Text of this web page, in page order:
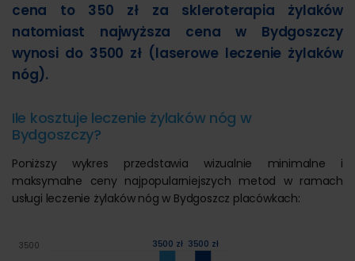
cena to 350 zł za skleroterapia żylaków
natomiast najwyższa cena w Bydgoszczy
wynosi do 3500 zł (laserowe leczenie żylaków
nóg).
Ile kosztuje leczenie żylaków nóg w
Bydgoszczy?
Poniższy wykres przedstawia wizualnie minimalne i
maksymalne ceny najpopularniejszych metod w ramach
usługi leczenie żylaków nóg w Bydgoszcz placówkach:
3500 zł 3500 zł
3500